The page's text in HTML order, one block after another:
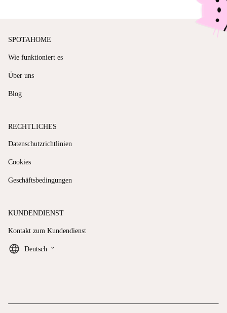
SPOTAHOME
Wie funktioniert es
Über uns
Blog
RECHTLICHES
Datenschutzrichtlinien
Cookies
Geschäftsbedingungen
KUNDENDIENST
Kontakt zum Kundendienst
Deutsch keyboard_arrow_down